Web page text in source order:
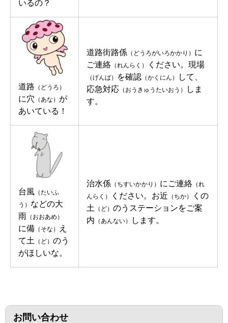
いるの？
道路 （どうろ）
に穴 （あな） が
あいている！
道路街路係 （どうろがいろかかり） に
ご連絡 （れんらく） ください。現場
（げんば） を確認 （かくにん）
して、
応急対応 （おうきゅうたいおう）
しま
す。
台風 （たいふ
う） などの大
雨 （おおあめ）
に備 （そな）
え
て土 （ど） のう
がほしいな。
治水係 （ちすいかかり） にご連絡 （れ
んらく）
ください。お近 （ちか）
くの
土 （ど） のうステーションをご案
内 （あんない） します。
お問い合わせ